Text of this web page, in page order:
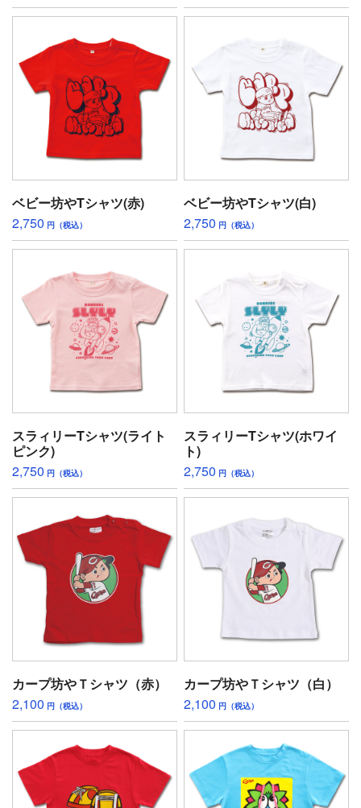
ベビー坊やTシャツ(赤)
2,750 円（税込）
ベビー坊やTシャツ(白)
2,750 円（税込）
スラィリーTシャツ(ライト
ピンク)
2,750 円（税込）
スラィリーTシャツ(ホワイ
ト)
2,750 円（税込）
カープ坊やＴシャツ（赤）
2,100 円（税込）
カープ坊やＴシャツ（白）
2,100 円（税込）